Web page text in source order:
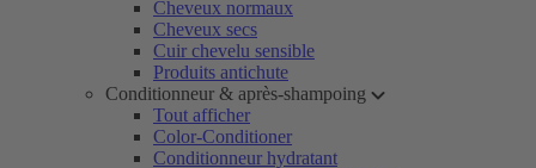
Cheveux normaux
Cheveux secs
Cuir chevelu sensible
Produits antichute
Conditionneur & après-shampoing
Tout afficher
Color-Conditioner
Conditionneur hydratant